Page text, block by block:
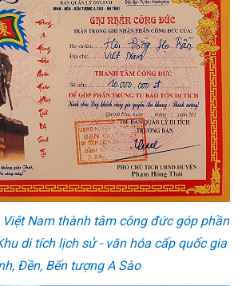
Nam thành tâm công đức góp phần
di tích lịch sử - văn hóa cấp quốc gia
Đền, Bến tượng A Sào